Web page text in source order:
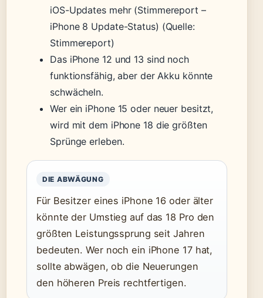
iOS-Updates mehr (Stimmereport –
iPhone 8 Update-Status) (Quelle:
Stimmereport)
Das iPhone 12 und 13 sind noch
funktionsfähig, aber der Akku könnte
schwächeln.
Wer ein iPhone 15 oder neuer besitzt,
wird mit dem iPhone 18 die größten
Sprünge erleben.
DIE ABWÄGUNG
Für Besitzer eines iPhone 16 oder älter
könnte der Umstieg auf das 18 Pro den
größten Leistungssprung seit Jahren
bedeuten. Wer noch ein iPhone 17 hat,
sollte abwägen, ob die Neuerungen
den höheren Preis rechtfertigen.